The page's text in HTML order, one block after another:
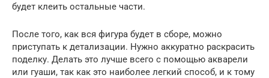
будет клеить остальные части.
После того, как вся фигура будет в сборе, можно
приступать к детализации. Нужно аккуратно раскрасить
поделку. Делать это лучше всего с помощью акварели
или гуаши, так как это наиболее легкий способ, и к тому